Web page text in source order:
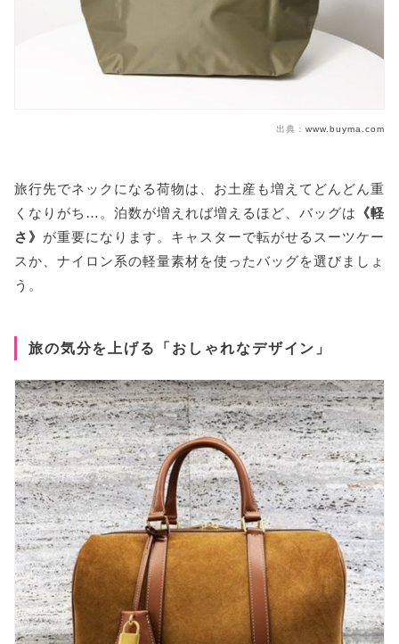
出典： www.buyma.com
旅行先でネックになる荷物は、お土産も増えてどんどん重
くなりがち…。泊数が増えれば増えるほど、バッグは 《軽
さ》 が重要になります。キャスターで転がせるスーツケー
スか、ナイロン系の軽量素材を使ったバッグを選びましょ
う。
旅の気分を上げる「おしゃれなデザイン」